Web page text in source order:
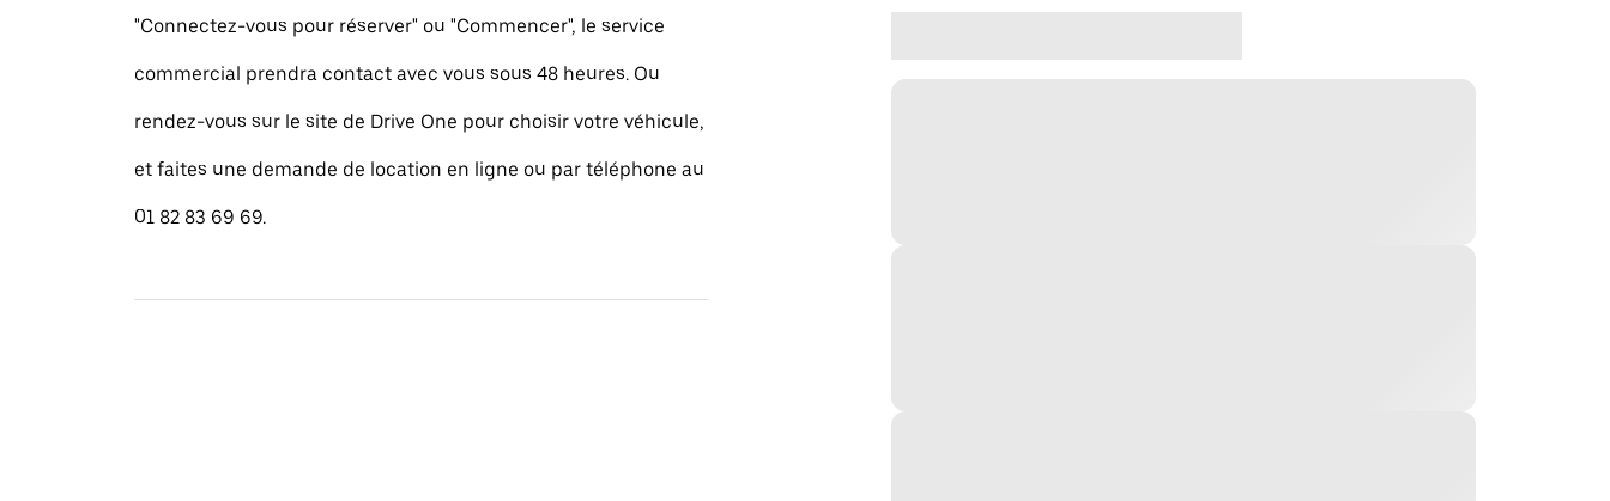
"Connectez-vous pour réserver" ou "Commencer", le service
commercial prendra contact avec vous sous 48 heures. Ou
rendez-vous sur le site de Drive One pour choisir votre véhicule,
et faites une demande de location en ligne ou par téléphone au
01 82 83 69 69.